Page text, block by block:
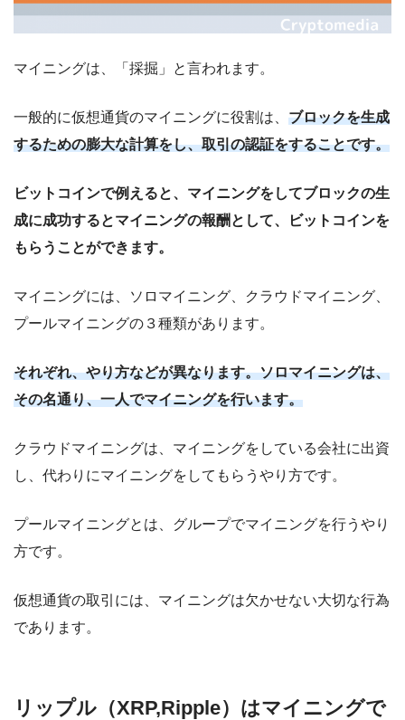
マイニングは、「採掘」と言われます。
一般的に仮想通貨のマイニングに役割は、 ブロックを生成
するための膨大な計算をし、取引の認証をすることです。
ビットコインで例えると、マイニングをしてブロックの生
成に成功するとマイニングの報酬として、ビットコインを
もらうことができます。
マイニングには、ソロマイニング、クラウドマイニング、
プールマイニングの３種類があります。
それぞれ、やり方などが異なります。ソロマイニングは、
その名通り、一人でマイニングを行います。
クラウドマイニングは、マイニングをしている会社に出資
し、代わりにマイニングをしてもらうやり方です。
プールマイニングとは、グループでマイニングを行うやり
方です。
仮想通貨の取引には、マイニングは欠かせない大切な行為
であります。
リップル（XRP,Ripple）はマイニングで